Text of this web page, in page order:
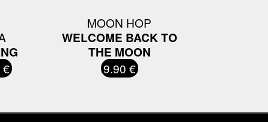
€
MOON HOP
WELCOME BACK TO
THE MOON
9.90 €